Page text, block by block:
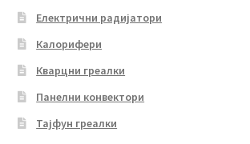
Електрични радијатори
Калорифери
Кварцни греалки
Панелни конвектори
Тајфун греалки